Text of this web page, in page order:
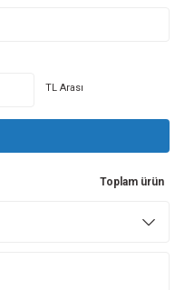
TL Arası
Toplam ürün